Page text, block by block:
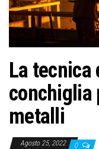
La tecnica
conchiglia
metalli
Agosto 25, 2022 0